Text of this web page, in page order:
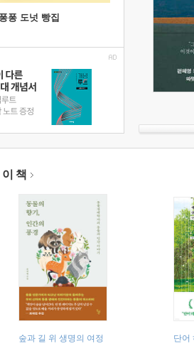
퐁 도넛 빵집
책
숲과 길 위 생명의 여정 단어